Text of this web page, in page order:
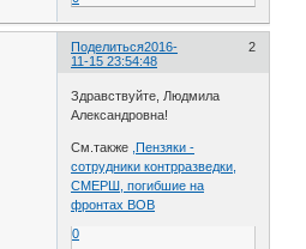
Поделиться 2
2016-
11-15 23:54:48
Здравствуйте, Людмила
Александровна!
См.также
,Пензяки -
сотрудники контрразведки,
СМЕРШ, погибшие на
фронтах ВОВ
0